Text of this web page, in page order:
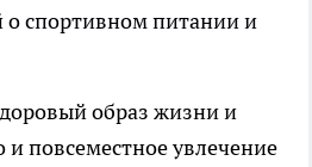
спортивном питании и
образ жизни и
повсеместное увлечение